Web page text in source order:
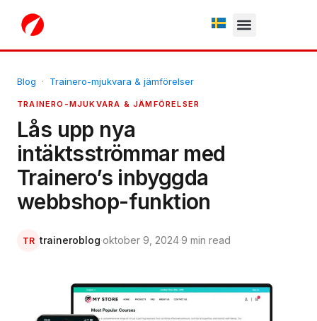
Blog · Trainero-mjukvara & jämförelser
TRAINERO-MJUKVARA & JÄMFÖRELSER
Lås upp nya
intäktsströmmar med
Trainero’s inbyggda
webbshop-funktion
TR traineroblog·oktober 9, 2024·9 min read